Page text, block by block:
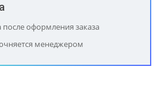
после оформления заказа
менеджером